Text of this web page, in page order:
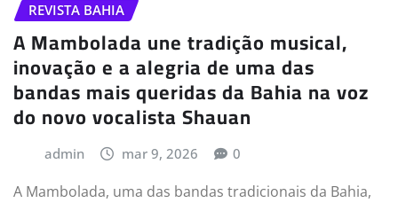
REVISTA BAHIA
A Mambolada une tradição musical,
inovação e a alegria de uma das
bandas mais queridas da Bahia na voz
do novo vocalista Shauan
admin mar 9, 2026 0
A Mambolada, uma das bandas tradicionais da Bahia,